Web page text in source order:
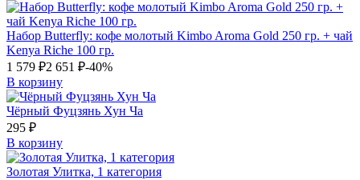
Набор Butterfly: кофе молотый Kimbo Aroma Gold 250 гр. + чай
Kenya Riche 100 гр.
1 579 ₽2 651 ₽-40%
В корзину
Чёрный Фуцзянь Хун Ча
295 ₽
В корзину
Золотая Улитка, 1 категория